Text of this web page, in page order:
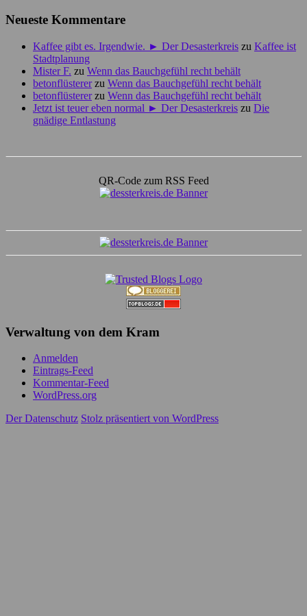
Neueste Kommentare
Kaffee gibt es. Irgendwie. ► Der Desasterkreis zu Kaffee ist
Stadtplanung
Mister F. zu Wenn das Bauchgefühl recht behält
betonflüstererzu Wenn das Bauchgefühl recht behält
betonflüstererzu Wenn das Bauchgefühl recht behält
Jetzt ist teuer eben normal ► Der Desasterkreis zu Die
gnädige Entlastung
QR-Code zum RSS Feed
Verwaltung von dem Kram
Anmelden
Eintrags-Feed
Kommentar-Feed
WordPress.org
Der Datenschutz Stolz präsentiert von WordPress